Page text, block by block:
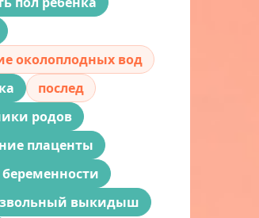
околоплодных вод
послед
родов
плаценты
выкидыш